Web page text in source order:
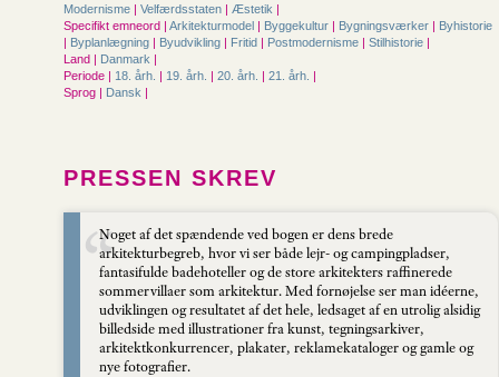
Modernisme | Velfærdsstaten | Æstetik |
Specifikt emneord | Arkitekturmodel | Byggekultur | Bygningsværker | Byhistorie
| Byplanlægning | Byudvikling | Fritid | Postmodernisme | Stilhistorie |
Land | Danmark |
Periode | 18. årh. | 19. årh. | 20. årh. | 21. årh. |
Sprog | Dansk |
PRESSEN SKREV
Noget af det spændende ved bogen er dens brede
arkitekturbegreb, hvor vi ser både lejr- og campingpladser,
fantasifulde badehoteller og de store arkitekters raffinerede
sommervillaer som arkitektur. Med fornøjelse ser man idéerne,
udviklingen og resultatet af det hele, ledsaget af en utrolig alsidig
billedside med illustrationer fra kunst, tegningsarkiver,
arkitektkonkurrencer, plakater, reklamekataloger og gamle og
nye fotografier.